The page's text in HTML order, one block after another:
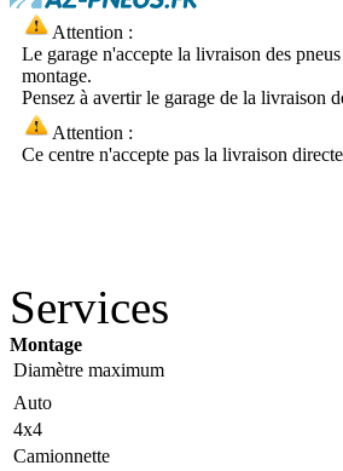
Attention :
Le garage n'accepte la livraison des
montage.
Pensez à avertir le garage de la livraison
Attention :
Ce centre n'accepte pas la livraison
Services
Montage
Diamètre maximum
Auto
4x4
Camionnette